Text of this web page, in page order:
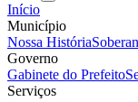
Início
Município
Nossa História
Governo
Gabinete do Prefeito
Serviços